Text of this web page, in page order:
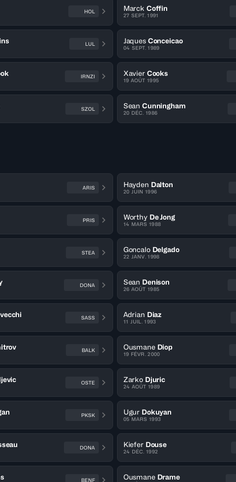
HOL Marck Coffin
27 SEPT. 1991
LUL Jaques Conceicao
04 SEPT. 1989
IRNZI Xavier Cooks
19 AOÛT 1995
SZOL Sean Cunningham
20 DÉC. 1986
ARIS Hayden Dalton
20 JUIN 1996
PRIS Worthy De Jong
14 MARS 1988
STEA Goncalo Delgado
22 JANV. 1998
DONA Sean Denison
26 AOÛT 1985
SASS Adrian Diaz
11 JUIL. 1993
BALK Ousmane Diop
19 FÉVR. 2000
OSTE Zarko Djuric
24 AOÛT 1989
PKSK Ugur Dokuyan
05 MARS 1993
DONA Kiefer Douse
24 DÉC. 1992
BENF Ousmane Drame